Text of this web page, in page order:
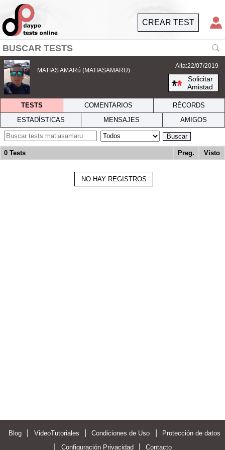
CREAR TEST
MATIAS AMARú (MATIASAMARU)
Alta:22/07/2019
Solicitar
Amistad
TESTS COMENTARIOS
RÉCORDS
ESTADÍSTICAS
MENSAJES AMIGOS
Buscar
0 Tests Preg. Visto
NO HAY REGISTROS
Blog VideoTutoriales Condiciones de Uso Protección de datos
Configuración Privacidad Contacto